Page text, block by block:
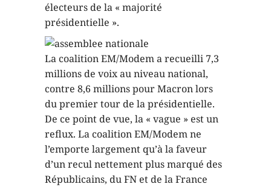
électeurs de la « majorité
présidentielle ».
La coalition EM/Modem a recueilli 7,3
millions de voix au niveau national,
contre 8,6 millions pour Macron lors
du premier tour de la présidentielle.
De ce point de vue, la « vague » est un
reflux. La coalition EM/Modem ne
l’emporte largement qu’à la faveur
d’un recul nettement plus marqué des
Républicains, du FN et de la France